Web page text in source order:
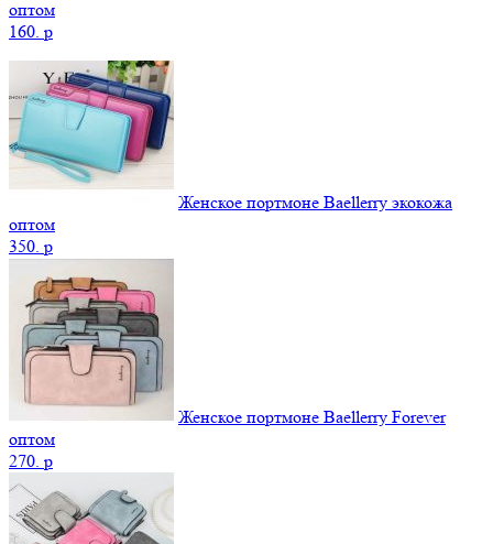
оптом
160. p
Женское портмоне Baellerry экокожа
оптом
350. p
Женское портмоне Baellerry Forever
оптом
270. p